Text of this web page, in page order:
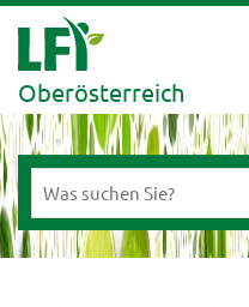
Oberösterreich